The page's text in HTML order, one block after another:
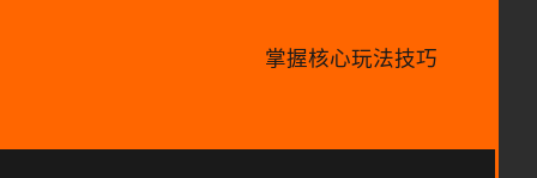
掌握核心玩法技巧